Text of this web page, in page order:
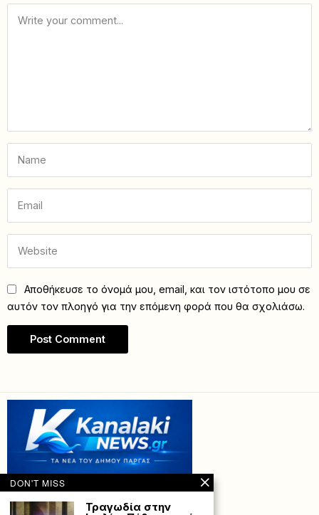
Αποθήκευσε το όνομά μου, email, και τον ιστότοπο μου σε
αυτόν τον πλοηγό για την επόμενη φορά που θα σχολιάσω.
DON'T MISS
Τραγωδία στην